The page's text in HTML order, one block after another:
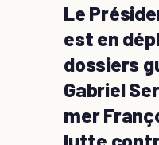
Le
est en
dossiers
Gabriel
mer